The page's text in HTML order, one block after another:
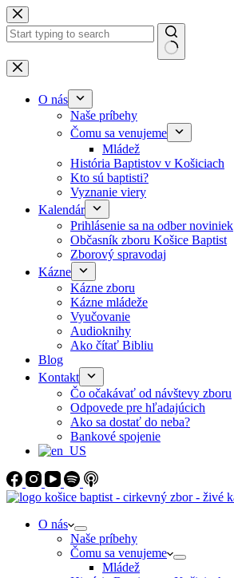
Skip to content
No results
O nás
Naše príbehy
Čomu sa venujeme
Mládež
História Baptistov v Košiciach
Kto sú baptisti?
Vyznanie viery
Kalendár
Prihlásenie sa na odber noviniek
Občasník zboru Košice Baptist
Zborový spravodaj
Kázne
Kázne zboru
Kázne mládeže
Vyučovanie
Audioknihy
Ako čítať Bibliu
Blog
Kontakt
Čo očakávať od návštevy zboru
Odpovede pre hľadajúcich
Ako sa dostať do neba?
Bankové spojenie
O nás
Naše príbehy
Čomu sa venujeme
Mládež